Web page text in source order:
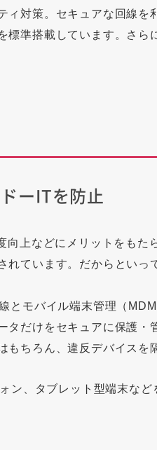
ィ対策。セキュアな回線
標準搭載しています。さ
ーITを防止
上などにメリットをも
れています。だからとい
とモバイル端末管理（
タだけをセキュアに保護
ちろん、違反デバイスを
ン、タブレット型端末な